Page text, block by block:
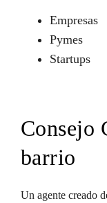
Empresas
Pymes
Startups
Consejo
barrio
Un agente creado